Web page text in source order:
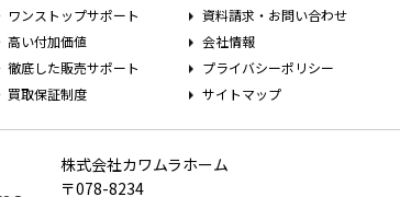
ワンストップサポート
高い付加価値
徹底した販売サポート
買取保証制度
資料請求・お問い合わせ
会社情報
プライバシーポリシー
サイトマップ
株式会社カワムラホーム
〒078-8234